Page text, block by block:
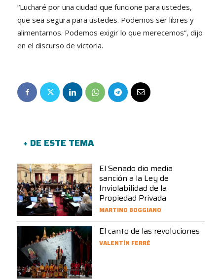
“Lucharé por una ciudad que funcione para ustedes,
que sea segura para ustedes. Podemos ser libres y
alimentarnos. Podemos exigir lo que merecemos”, dijo
en el discurso de victoria.
+ DE ESTE TEMA
El Senado dio media
sanción a la Ley de
Inviolabilidad de la
Propiedad Privada
MARTINO BOGGIANO
El canto de las revoluciones
VALENTÍN FERRÉ